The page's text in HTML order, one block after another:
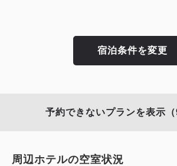
宿泊条件を変更
予約できないプランを表示（
周辺ホテルの空室状況